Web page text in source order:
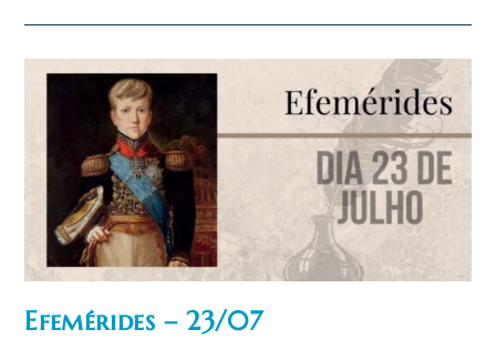
Fronteiras
Efemérides – 23/07